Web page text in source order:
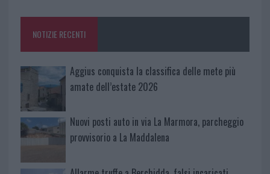
o
k
p
NOTIZIE RECENTI
Aggius conquista la classifica delle mete più
amate dell’estate 2026
Nuovi posti auto in via La Marmora, parcheggio
provvisorio a La Maddalena